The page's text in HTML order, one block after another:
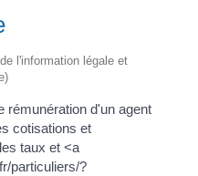
l'information légale et
rémunération d'un agent
cotisations et
taux et <a
particuliers/?